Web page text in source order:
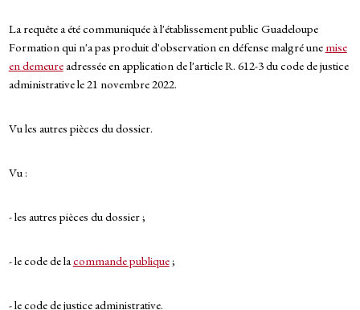
La requête a été communiquée à l'établissement public Guadeloupe
Formation qui n'a pas produit d'observation en défense malgré une mise
en demeureadressée en application de l'article R. 612-3 du code de justice
administrative le 21 novembre 2022.
Vu les autres pièces du dossier.
Vu :
- les autres pièces du dossier ;
- le code de lacommande publique;
- le code de justice administrative.